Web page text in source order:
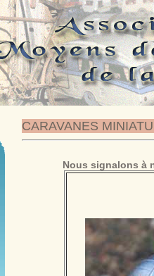
CARAVANES
Nous signalons à